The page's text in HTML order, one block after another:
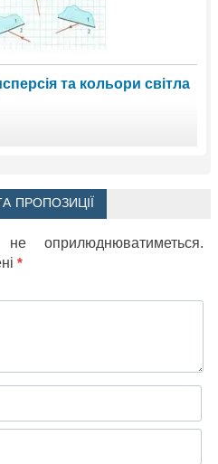
та кольори світла
ПРОПОЗИЦІЇ
оприлюднюватиметься.
*